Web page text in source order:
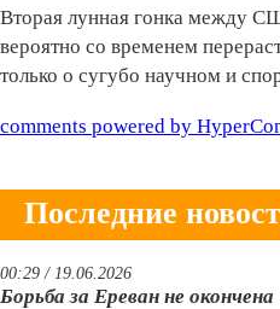
Вторая лунная гонка между
вероятно со временем
только о сугубо научном и
comments powered by
Последние
00:29 / 19.06.2026
Борьба за Ереван не окончена